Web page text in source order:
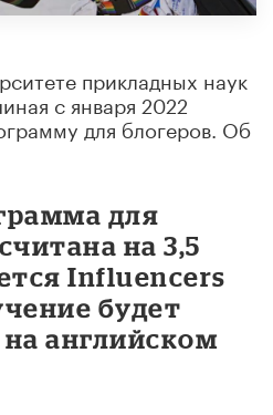
прикладных наук
с января 2022
для блогеров. Об
для
на 3,5
Influencers
будет
английском